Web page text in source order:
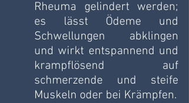
Rheuma gelindert werden;
es lässt Ödeme und
Schwellungen abklingen
und wirkt entspannend und
krampflösend auf
schmerzende und steife
Muskeln oder bei Krämpfen.